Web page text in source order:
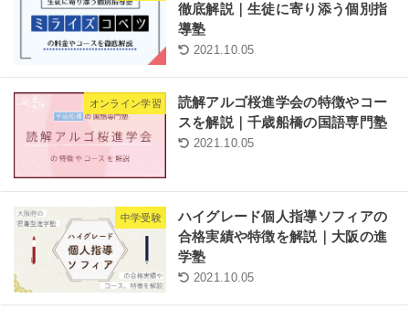
徹底解説｜生徒に寄り添う個別指
導塾
2021.10.05
オンライン学習
読解アルゴ桜進学会の特徴やコー
スを解説｜千歳船橋の国語専門塾
2021.10.05
中学受験
ハイグレード個人指導ソフィアの
合格実績や特徴を解説｜大阪の進
学塾
2021.10.05